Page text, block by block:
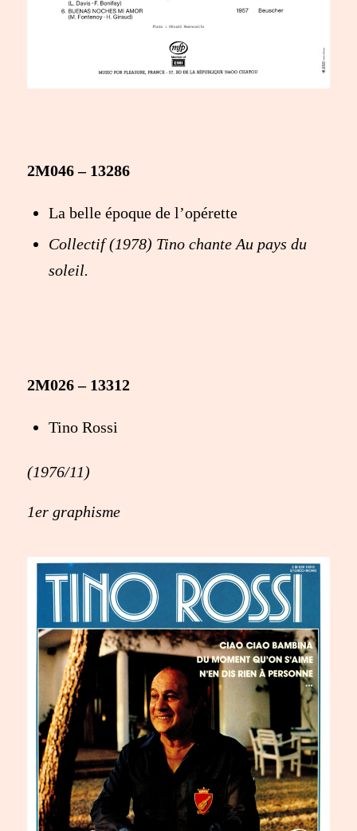
2M046 – 13286
La belle époque de l’opérette
Collectif (1978) Tino chante Au pays du
soleil.
2M026 – 13312
Tino Rossi
(1976/11)
1er graphisme